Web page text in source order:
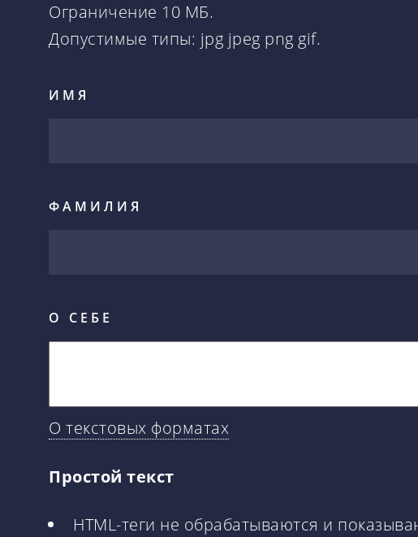
Ограничение 10 МБ.
Допустимые типы: jpg jpeg png gif.
ИМЯ
ФАМИЛИЯ
О СЕБЕ
О текстовых форматах
Простой текст
HTML-теги не обрабатываются и